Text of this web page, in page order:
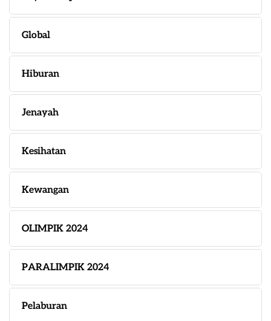
Global
Hiburan
Jenayah
Kesihatan
Kewangan
OLIMPIK 2024
PARALIMPIK 2024
Pelaburan